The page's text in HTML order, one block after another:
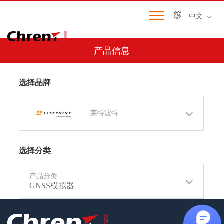
中文
产品信息
选择品牌
莱特波特
选择分类
产品分类
GNSS模拟器